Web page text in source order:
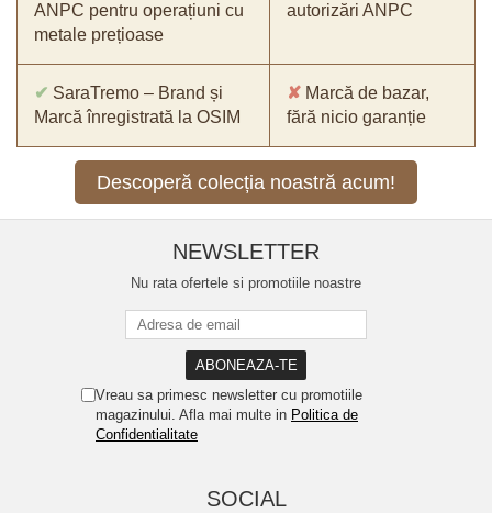
ANPC pentru operațiuni cu
metale prețioase
autorizări ANPC
✔ SaraTremo – Brand și
Marcă înregistrată la OSIM
✘ Marcă de bazar,
fără nicio garanție
Descoperă colecția noastră acum!
NEWSLETTER
Nu rata ofertele si promotiile noastre
Vreau sa primesc newsletter cu promotiile
magazinului. Afla mai multe in Politica de
Confidentialitate
SOCIAL